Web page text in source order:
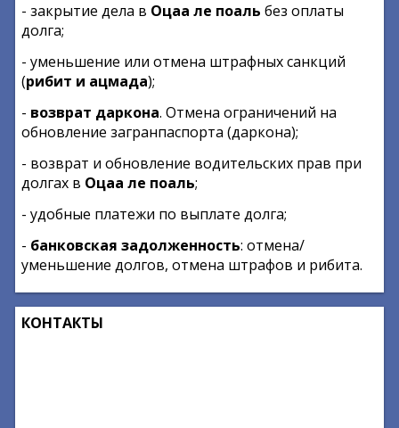
- закрытие дела в Оцаа ле поаль без оплаты
долга;
- уменьшение или отмена штрафных санкций
(рибит и ацмада);
- возврат даркона. Отмена ограничений на
обновление загранпаспорта (даркона);
- возврат и обновление водительских прав при
долгах в Оцаа ле поаль;
- удобные платежи по выплате долга;
- банковская задолженность: отмена/
уменьшение долгов, отмена штрафов и рибита.
КОНТАКТЫ